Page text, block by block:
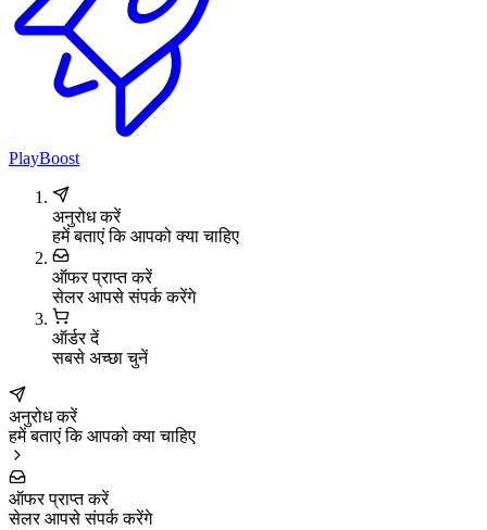
PlayBoost
अनुरोध करें
हमें बताएं कि आपको क्या चाहिए
ऑफर प्राप्त करें
सेलर आपसे संपर्क करेंगे
ऑर्डर दें
सबसे अच्छा चुनें
अनुरोध करें
हमें बताएं कि आपको क्या चाहिए
ऑफर प्राप्त करें
सेलर आपसे संपर्क करेंगे